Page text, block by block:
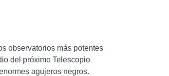
observatorios más potentes
del próximo Telescopio
agujeros negros.